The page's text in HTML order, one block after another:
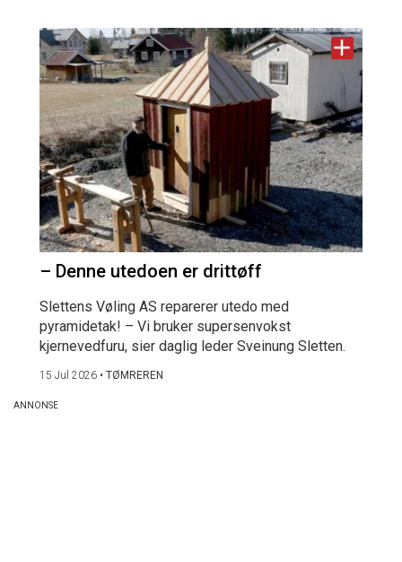
– Denne utedoen er drittøff
Slettens Vøling AS reparerer utedo med
pyramidetak! – Vi bruker supersenvokst
kjernevedfuru, sier daglig leder Sveinung Sletten.
15 Jul 2026 • TØMREREN